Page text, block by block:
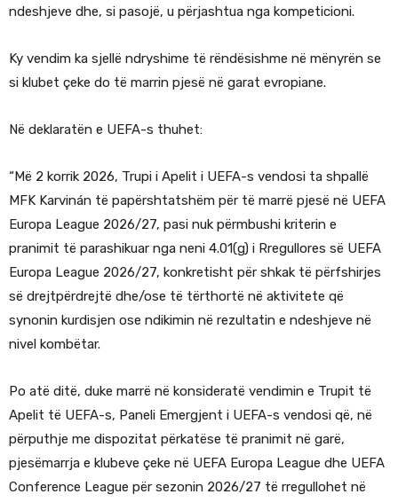
ndeshjeve dhe, si pasojë, u përjashtua nga kompeticioni.
Ky vendim ka sjellë ndryshime të rëndësishme në mënyrën se
si klubet çeke do të marrin pjesë në garat evropiane.
Në deklaratën e UEFA-s thuhet:
“Më 2 korrik 2026, Trupi i Apelit i UEFA-s vendosi ta shpallë
MFK Karvinán të papërshtatshëm për të marrë pjesë në UEFA
Europa League 2026/27, pasi nuk përmbushi kriterin e
pranimit të parashikuar nga neni 4.01(g) i Rregullores së UEFA
Europa League 2026/27, konkretisht për shkak të përfshirjes
së drejtpërdrejtë dhe/ose të tërthortë në aktivitete që
synonin kurdisjen ose ndikimin në rezultatin e ndeshjeve në
nivel kombëtar.
Po atë ditë, duke marrë në konsideratë vendimin e Trupit të
Apelit të UEFA-s, Paneli Emergjent i UEFA-s vendosi që, në
përputhje me dispozitat përkatëse të pranimit në garë,
pjesëmarrja e klubeve çeke në UEFA Europa League dhe UEFA
Conference League për sezonin 2026/27 të rregullohet në